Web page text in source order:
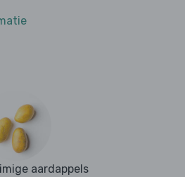
aardappels